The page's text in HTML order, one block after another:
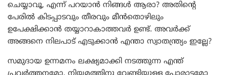
ചെയ്യാവൂ, എന്ന് പറയാൻ നിങ്ങൾ ആരാ? അതിന്റെ
പേരിൽ കിടപ്പാടവും തീരവും മീൻതൊഴിലും
ഉപേക്ഷിക്കാൻ തയ്യാറാകാത്തവർ ഉണ്ട്. അവർക്ക്
അങ്ങനെ നിലപാട് എടുക്കാൻ എന്താ സ്വാതന്ത്ര്യം ഇല്ലേ?
സമുദായ ഉന്നമനം ലക്ഷ്യമാക്കി നടത്തുന്ന എന്ത്